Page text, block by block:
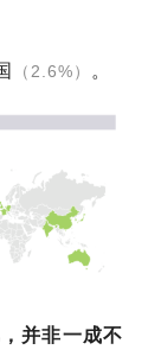
（2.6%） 。
并非一成不